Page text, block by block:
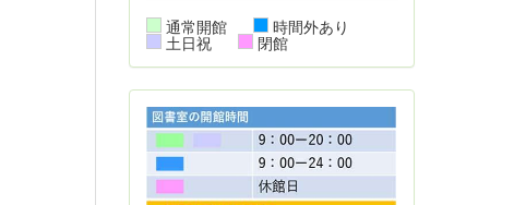
通常開館 時間外あり
土日祝 閉館